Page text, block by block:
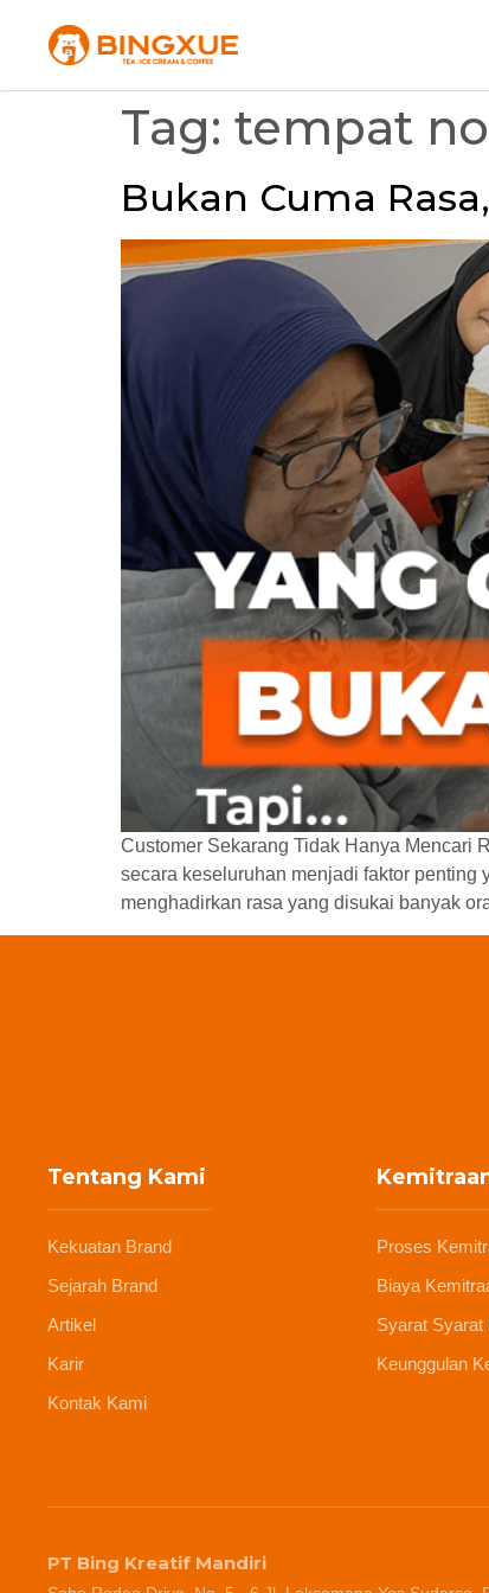
Tag: tempat
Bukan Cuma
Customer Sekarang Tidak Hanya Mencari
secara keseluruhan menjadi faktor
menghadirkan rasa yang disukai banyak
Tentang Kami
Kekuatan Brand
Sejarah Brand
Artikel
Karir
Kontak Kami
Proses
Biaya
Syarat Syarat
Keunggulan
PT Bing Kreatif Mandiri